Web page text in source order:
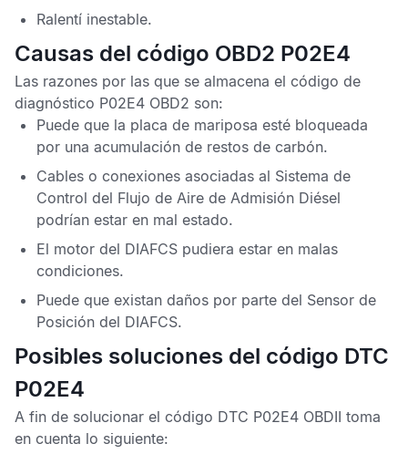
Ralentí inestable.
Causas del código OBD2 P02E4
Las razones por las que se almacena el código de
diagnóstico P02E4 OBD2 son:
Puede que la placa de mariposa esté bloqueada
por una acumulación de restos de carbón.
Cables o conexiones asociadas al Sistema de
Control del Flujo de Aire de Admisión Diésel
podrían estar en mal estado.
El motor del DIAFCS pudiera estar en malas
condiciones.
Puede que existan daños por parte del Sensor de
Posición del DIAFCS.
Posibles soluciones del código DTC
P02E4
A fin de solucionar el código DTC P02E4 OBDII toma
en cuenta lo siguiente: